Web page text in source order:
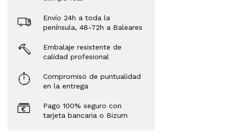
Envío 24h a toda la
península, 48-72h a Baleares
Embalaje resistente de
calidad profesional
Compromiso de puntualidad
en la entrega
Pago 100% seguro con
tarjeta bancaria o Bizum